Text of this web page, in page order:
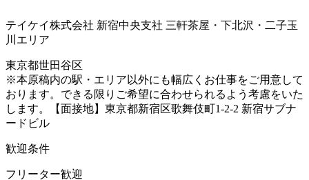
テイケイ株式会社 新宿中央支社 三軒茶屋・下北沢・二子玉
川エリア
東京都世田谷区
※本原稿内の駅・エリア以外にも幅広くお仕事をご用意して
おります。できる限りご希望に合わせられるよう考慮をいた
します。【面接地】東京都新宿区歌舞伎町1-2-2 新宿サブナ
ードビル
歓迎条件
フリーター歓迎